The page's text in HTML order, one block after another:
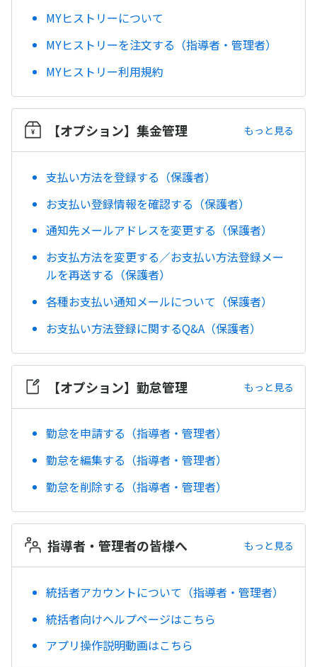
MYヒストリーについて
MYヒストリーを注文する（指導者・管理者）
MYヒストリー利用規約
【オプション】集金管理 もっと見る
支払い方法を登録する（保護者）
お支払い登録情報を確認する（保護者）
通知先メールアドレスを変更する（保護者）
お支払方法を変更する／お支払い方法登録メー
ルを再送する（保護者）
各種お支払い通知メールについて（保護者）
お支払い方法登録に関するQ&A（保護者）
【オプション】勤怠管理 もっと見る
勤怠を申請する（指導者・管理者）
勤怠を編集する（指導者・管理者）
勤怠を削除する（指導者・管理者）
指導者・管理者の皆様へ もっと見る
統括者アカウントについて（指導者・管理者）
統括者向けヘルプページはこちら
アプリ操作説明動画はこちら